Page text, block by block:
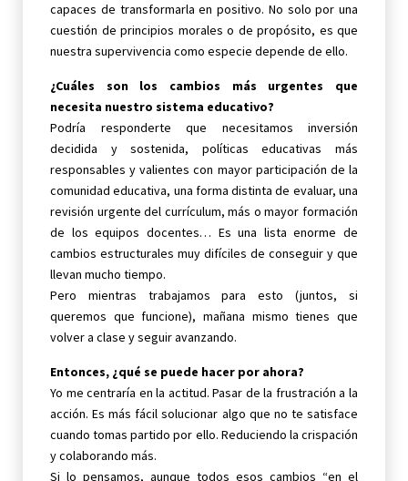
capaces de transformarla en positivo. No solo por una
cuestión de principios morales o de propósito, es que
nuestra supervivencia como especie depende de ello.
¿Cuáles son los cambios más urgentes que
necesita nuestro sistema educativo?
Podría responderte que necesitamos inversión
decidida y sostenida, políticas educativas más
responsables y valientes con mayor participación de la
comunidad educativa, una forma distinta de evaluar, una
revisión urgente del currículum, más o mayor formación
de los equipos docentes… Es una lista enorme de
cambios estructurales muy difíciles de conseguir y que
llevan mucho tiempo.
Pero mientras trabajamos para esto (juntos, si
queremos que funcione), mañana mismo tienes que
volver a clase y seguir avanzando.
Entonces, ¿qué se puede hacer por ahora?
Yo me centraría en la actitud. Pasar de la frustración a la
acción. Es más fácil solucionar algo que no te satisface
cuando tomas partido por ello. Reduciendo la crispación
y colaborando más.
Si lo pensamos, aunque todos esos cambios “en el